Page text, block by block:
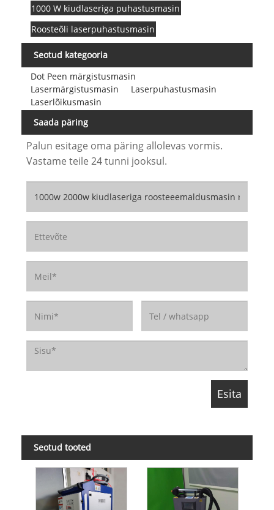
1000 W kiudlaseriga puhastusmasin
Roosteõli laserpuhastusmasin
Seotud kategooria
Dot Peen märgistusmasin
Lasermärgistusmasin
Laserpuhastusmasin
Laserlõikusmasin
Saada päring
Palun esitage oma päring allolevas vormis.
Vastame teile 24 tunni jooksul.
Seotud tooted